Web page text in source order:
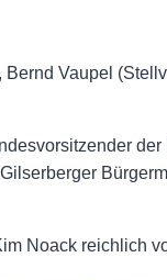
Vaupel
Noack reichlich